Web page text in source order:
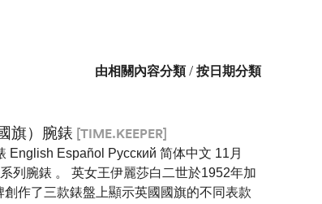
由相關內容分類/ 按日期分類
旗）腕錶 [TIME.KEEPER]
English Español Pусский 简体中文 11月
列腕錶 。 英女王伊麗莎白二世於1952年加
作了三款錶盤上顯示英國國旗的不同表款